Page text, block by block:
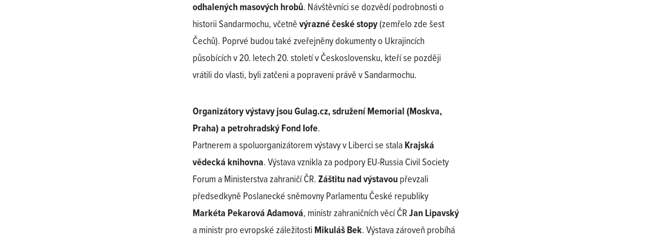
odhalených masových hrobů. Návštěvníci se dozvědí podrobnosti o
historii Sandarmochu, včetněvýrazné české stopy(zemřelo zde šest
Čechů). Poprvé budou také zveřejněny dokumenty o Ukrajincích
působících v 20. letech 20. století v Československu, kteří se později
vrátili do vlasti, byli zatčeni a popraveni právě v Sandarmochu.
Organizátory výstavy jsou Gulag.cz, sdružení Memorial (Moskva,
Praha) a petrohradský Fond Iofe.
Partnerem a spoluorganizátorem výstavy v Liberci se stala Krajská
vědecká knihovna. Výstava vznikla za podpory EU-Russia Civil Society
Forum a Ministerstva zahraničí ČR.Záštitu nad výstavou převzali
předsedkyně Poslanecké sněmovny Parlamentu České republiky
Markéta Pekarová Adamová, ministr zahraničních věcí ČRJan Lipavský
a ministr pro evropské záležitosti Mikuláš Bek. Výstava zároveň probíhá